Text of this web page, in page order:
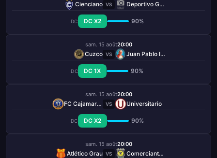
Cienciano VS Deportivo Garcilaso
DC DC X2 90%
sam. 15 août20:00
Cuzco VS Juan Pablo II College
DC DC 1X 90%
sam. 15 août20:00
FC Cajamarca VS Universitario
DC DC X2 90%
sam. 15 août20:00
Atlético Grau VS Comerciantes Unidos